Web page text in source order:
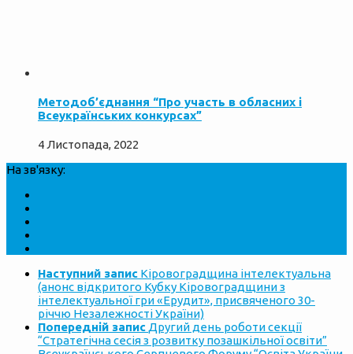
Методоб’єднання “Про участь в обласних і
Всеукраїнських конкурсах”
4 Листопада, 2022
На зв'язку:
Наступний запис Кіровоградщина інтелектуальна
(анонс відкритого Кубку Кіровоградщини з
інтелектуальної гри «Ерудит», присвяченого 30-
річчю Незалежності України)
Попередній запис Другий день роботи секції
“Стратегічна сесія з розвитку позашкільної освіти”